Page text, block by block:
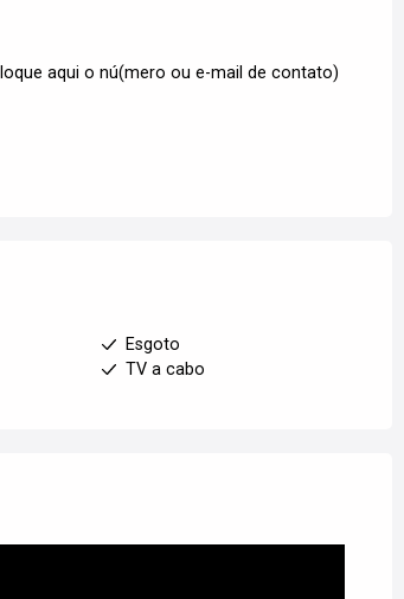
aqui o nú(mero ou e-mail de contato)
Esgoto
TV a cabo